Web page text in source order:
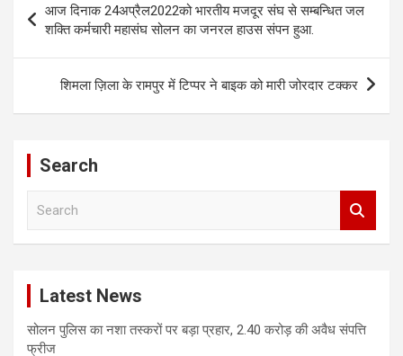
navigation
आज दिनाक 24अप्रैल2022को भारतीय मजदूर संघ से सम्बन्धित जल
शक्ति कर्मचारी महासंघ सोलन का जनरल हाउस संपन हुआ.
शिमला ज़िला के रामपुर में टिप्पर ने बाइक को मारी जोरदार टक्कर
Search
Latest News
सोलन पुलिस का नशा तस्करों पर बड़ा प्रहार, 2.40 करोड़ की अवैध संपत्ति
फ्रीज